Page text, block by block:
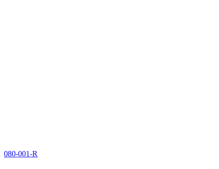
080-001-R